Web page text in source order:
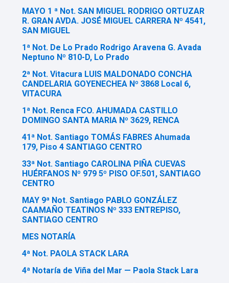
MAYO 1 ª Not. SAN MIGUEL RODRIGO ORTUZAR
R. GRAN AVDA. JOSÉ MIGUEL CARRERA Nº 4541,
SAN MIGUEL
1ª Not. De Lo Prado Rodrigo Aravena G. Avada
Neptuno Nº 810-D, Lo Prado
2ª Not. Vitacura LUIS MALDONADO CONCHA
CANDELARIA GOYENECHEA Nº 3868 Local 6,
VITACURA
1ª Not. Renca FCO. AHUMADA CASTILLO
DOMINGO SANTA MARIA Nº 3629, RENCA
41ª Not. Santiago TOMÁS FABRES Ahumada
179, Piso 4 SANTIAGO CENTRO
33ª Not. Santiago CAROLINA PIÑA CUEVAS
HUÉRFANOS Nº 979 5º PISO OF.501, SANTIAGO
CENTRO
MAY 9ª Not. Santiago PABLO GONZÁLEZ
CAAMAÑO TEATINOS Nº 333 ENTREPISO,
SANTIAGO CENTRO
MES NOTARÍA
4ª Not. PAOLA STACK LARA
4ª Notaría de Viña del Mar — Paola Stack Lara